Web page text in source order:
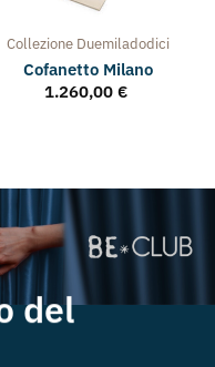
Duemiladodici
Cofanetto Milano
1.260,00€
del
al nostro